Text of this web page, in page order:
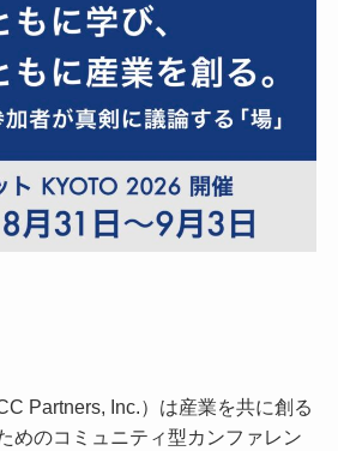
Partners, Inc.）は産業を共に創る
めのコミュニティ型カンファレン